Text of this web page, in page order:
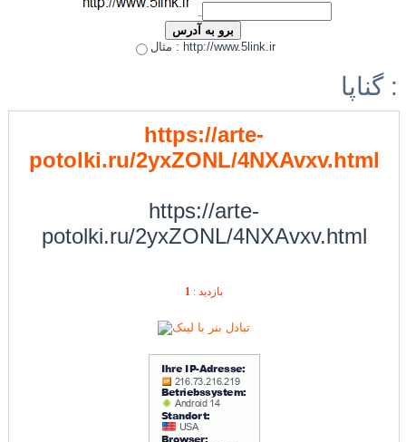
مثال : http://www.5link.ir
گناپا :
https://arte-
potolki.ru/2yxZONL/4NXAvxv.html
https://arte-
potolki.ru/2yxZONL/4NXAvxv.html
بازديد : 1